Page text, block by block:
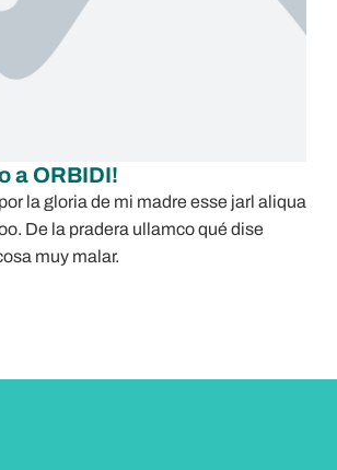
a ORBIDI!
la gloria de mi madre esse jarl aliqua
De la pradera ullamco qué dise
muy malar.